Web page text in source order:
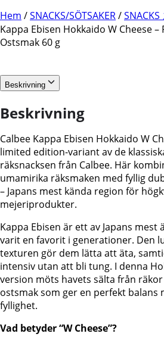
Hem /SNACKS/SÖTSAKER/
Kappa Ebisen Hokkaido W Cheese
Ostsmak 60 g
Beskrivning
Beskrivning
Calbee Kappa Ebisen Hokkaido W
limited edition-variant av de
räksnacksen från Calbee. Här
umamirika räksmaken med fyllig
– Japans mest kända region för
mejeriprodukter.
Kappa Ebisen är ett av Japans mest
varit en favorit i generationer. Den
texturen gör dem lätta att äta,
intensiv utan att bli tung. I denna
version möts havets sälta från
ostsmak som ger en perfekt balans
fyllighet.
Vad betyder “W Cheese”?